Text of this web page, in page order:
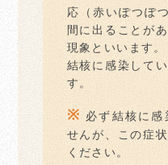
応（赤いぽつぽ
間に出ることが
現象といいます
結核に感染して
す。
※ 必ず結核に感
せんが、この症
ください。